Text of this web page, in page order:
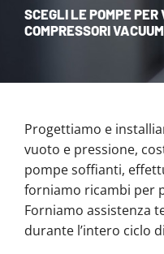
SCEGLI LE POMPE PER
COMPRESSORI
Progettiamo e
vuoto e pressione,
pompe soffianti,
forniamo ricambi per
Forniamo assistenza
durante l’intero ciclo